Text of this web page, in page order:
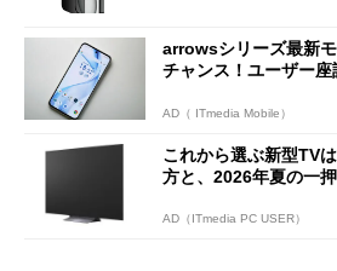
arrowsシリーズ最新
チャンス！ユーザー座
AD（ ITmedia Mobile）
これから選ぶ新型TV
方と、2026年夏の一
AD（ITmedia PC USER）